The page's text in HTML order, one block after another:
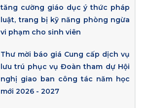
tăng cường giáo dục ý thức pháp
luật, trang bị kỹ năng phòng ngừa
vi phạm cho sinh viên
Thư mời báo giá Cung cấp dịch vụ
lưu trú phục vụ Đoàn tham dự Hội
nghị giao ban công tác năm học
mới 2026 - 2027